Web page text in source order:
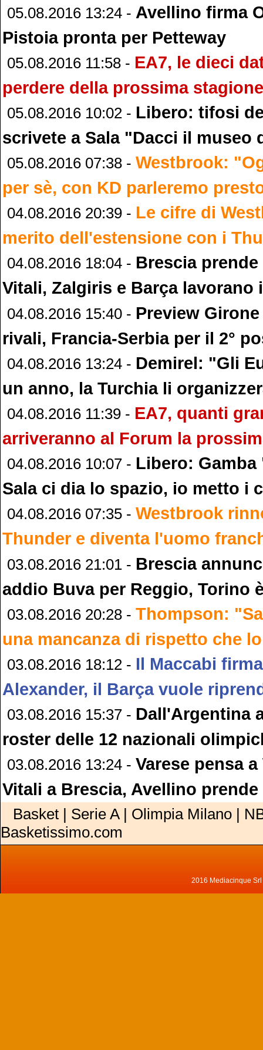
05.08.2016 13:24 - Avellino firma
Pistoia pronta per Petteway
05.08.2016 11:58 - EA7, le dieci
perdere della prossima stagione
05.08.2016 10:02 - Libero: tifosi
scrivete a Sala "Dacci il museo
05.08.2016 07:38 - Westbrook:
per sè, con KD parleremo
04.08.2016 20:39 - Le cifre di
merito dell'estensione con i
04.08.2016 18:04 - Brescia prende
Vitali, Zalgiris e Barça lavorano
04.08.2016 15:40 - Preview
rivali, Francia-Serbia per il 2°
04.08.2016 13:24 - Demirel: "Gli
un anno, la Turchia li
04.08.2016 11:39 - EA7, quanti
arriveranno al Forum la
04.08.2016 10:07 - Libero:
Sala ci dia lo spazio, io metto i
04.08.2016 07:35 - Westbrook
Thunder e diventa l'uomo
03.08.2016 21:01 - Brescia
addio Buva per Reggio, Torino
03.08.2016 20:28 - Thompson:
una mancanza di rispetto che
03.08.2016 18:12 - Il Maccabi
Alexander, il Barça vuole
03.08.2016 15:37 - Dall'Argentina
roster delle 12 nazionali
03.08.2016 13:24 - Varese pensa
Vitali a Brescia, Avellino
Basket | Serie A | Olimpia Milano |
Basketissimo.com
2016 Mediacinque Srl